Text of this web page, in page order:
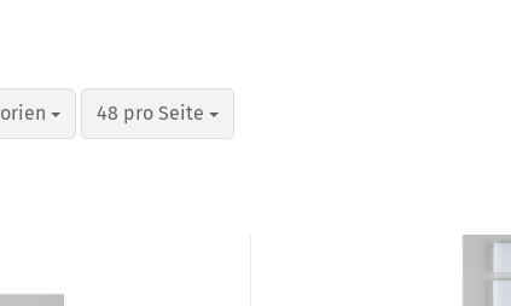
48 pro Seite